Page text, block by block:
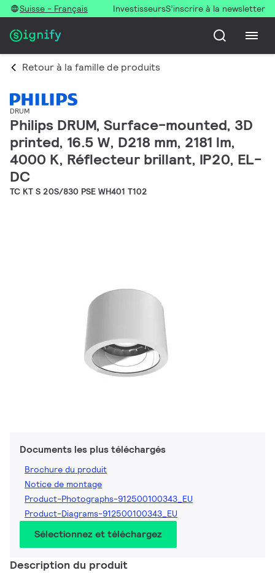
Suisse - Français InvestisseursS’inscrire à la newsletter
Retour à la famille de produits
DRUM
Philips DRUM, Surface-mounted, 3D
printed, 16.5 W, D218 mm, 2181 lm,
4000 K, Réflecteur brillant, IP20, EL-
DC
TC KT S 20S/830 PSE WH401 T102
Documents les plus téléchargés
Brochure du produit
Notice de montage
Product-Photographs-912500100343_EU
Product-Diagrams-912500100343_EU
Sélectionnez et téléchargez
Description du produit